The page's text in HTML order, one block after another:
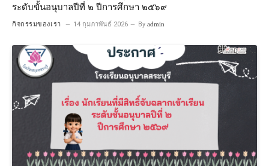
ระดับขั้นอนุบาลปีที่ ๒ ปีการศึกษา ๒๕๖๙
กิจกรรมของเรา 14 กุมภาพันธ์ 2026 By admin